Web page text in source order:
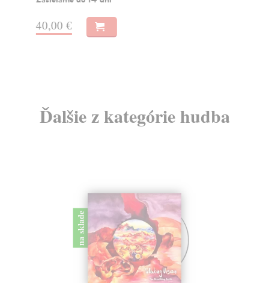
40,00 €
Ďalšie z kategórie hudba
na sklade